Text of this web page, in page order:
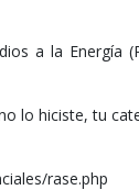
a la Energía
lo hiciste, tu
rase.php